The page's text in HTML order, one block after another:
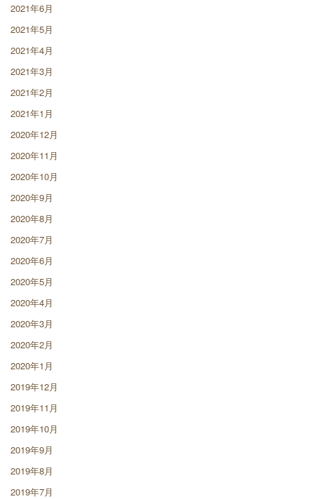
2021年6月
2021年5月
2021年4月
2021年3月
2021年2月
2021年1月
2020年12月
2020年11月
2020年10月
2020年9月
2020年8月
2020年7月
2020年6月
2020年5月
2020年4月
2020年3月
2020年2月
2020年1月
2019年12月
2019年11月
2019年10月
2019年9月
2019年8月
2019年7月